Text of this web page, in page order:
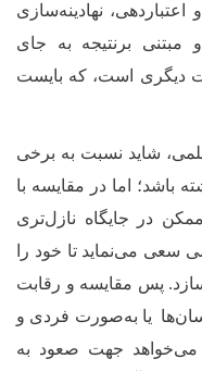
نهادینه‌سازی
برنتیجه به جای
دیگری است، که بایست
شاید نسبت به برخی
اما در مقایسه با
در جایگاه نازل‌تری
سعی می‌نماید تا خود را
پس مقایسه و رقابت
یا به‌صورت فردی و
می‌خواهد جهت صعود به